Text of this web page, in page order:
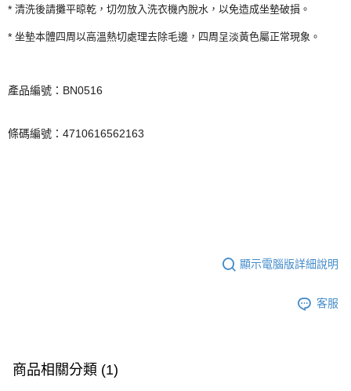
* 清洗後請攤平晾乾，切勿放入洗衣機內脫水，以免造成坐墊破損。
* 坐墊本體四周以高溫熱切處理去除毛邊，四周呈淡黃色屬正常現象。
產品編號：BN0516
條碼編號：4710616562163
顯示電腦版詳細說明
客服
商品相關分類 (1)